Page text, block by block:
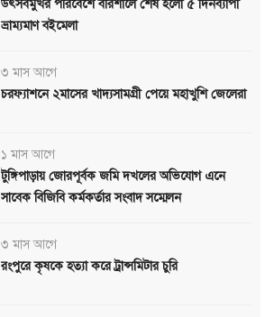
উৎসবমুখর পরিবেশে বরিশালে শেষ হলো ৫ দিনব্যাপী
ভ্রাম্যমাণ বইমেলা
৩ মাস আগে
চরফ্যাশনে ২মাসের খাদ্যসামগ্রী পেয়ে মহাখুশি জেলেরা
১ মাস আগে
টুঙ্গিপাড়ায় জোরপূর্বক জমি দখলের অভিযোগ এনে
সাবেক বিজিবি কর্মকর্তার সংবাদ সম্মেলন
৩ মাস আগে
রংপুরে কৃষকে হত্যা করে ট্রান্সমিটার চুরি